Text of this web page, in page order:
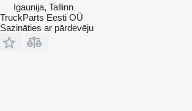
Igaunija, Tallinn
TruckParts Eesti OÜ
Sazināties ar pārdevēju